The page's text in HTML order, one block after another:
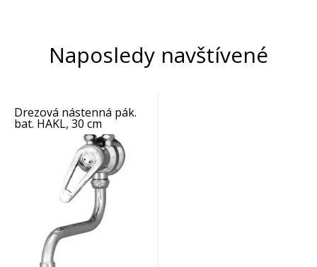
Naposledy navštívené
Drezová nástenná pák.
bat. HAKL, 30 cm